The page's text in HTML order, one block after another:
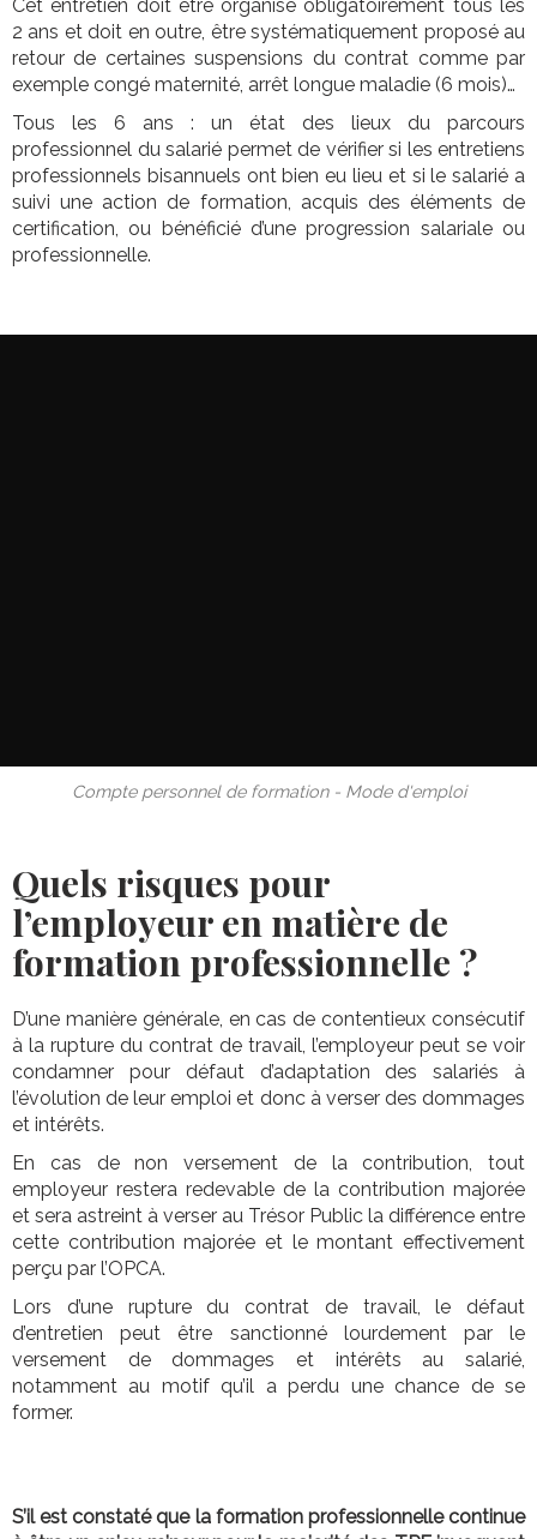
Cet entretien doit être organisé obligatoirement tous les
2 ans et doit en outre, être systématiquement proposé au
retour de certaines suspensions du contrat comme par
exemple congé maternité, arrêt longue maladie (6 mois)…
Tous les 6 ans : un état des lieux du parcours
professionnel du salarié permet de vérifier si les entretiens
professionnels bisannuels ont bien eu lieu et si le salarié a
suivi une action de formation, acquis des éléments de
certification, ou bénéficié d’une progression salariale ou
professionnelle.
Compte personnel de formation - Mode d'emploi
Quels risques pour
l’employeur en matière de
formation professionnelle ?
D’une manière générale, en cas de contentieux consécutif
à la rupture du contrat de travail, l’employeur peut se voir
condamner pour défaut d’adaptation des salariés à
l’évolution de leur emploi et donc à verser des dommages
et intérêts.
En cas de non versement de la contribution, tout
employeur restera redevable de la contribution majorée
et sera astreint à verser au Trésor Public la différence entre
cette contribution majorée et le montant effectivement
perçu par l’OPCA.
Lors d’une rupture du contrat de travail, le défaut
d’entretien peut être sanctionné lourdement par le
versement de dommages et intérêts au salarié,
notamment au motif qu’il a perdu une chance de se
former.
S’il est constaté que la formation professionnelle continue